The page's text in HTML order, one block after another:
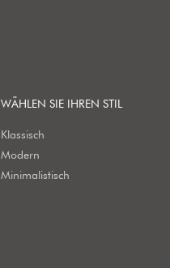
WÄHLEN SIE IHREN STIL
Klassisch
Modern
Minimalistisch